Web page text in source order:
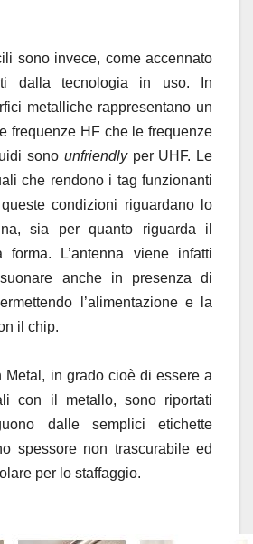
sono invece, come accennato
dalla tecnologia in uso. In
metalliche rappresentano un
frequenze HF che le frequenze
sono unfriendlyper UHF. Le
che rendono i tag funzionanti
condizioni riguardano lo
sia per quanto riguarda il
L’antenna viene infatti
anche in presenza di
l’alimentazione e la
il chip.
Metal, in grado cioè di essere a
con il metallo, sono riportati
dalle semplici etichette
spessore non trascurabile ed
per lo staffaggio.